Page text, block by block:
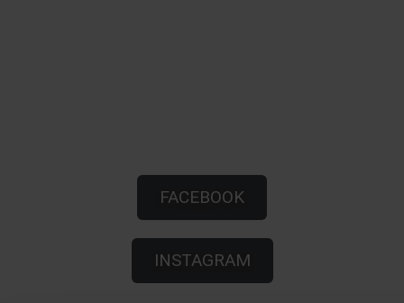
FACEBOOK
INSTAGRAM